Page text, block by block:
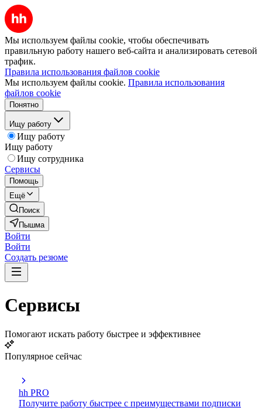
Мы используем файлы cookie, чтобы обеспечивать
правильную работу нашего веб-сайта и анализировать сетевой
трафик.
Правила использования файлов cookie
Мы используем файлы cookie. Правила использования
файлов cookie
Понятно
Ищу работу
Ищу работу
Ищу работу
Ищу сотрудника
Сервисы
Помощь
Ещё
Поиск
Пышма
Войти
Войти
Создать резюме
Сервисы
Помогают искать работу быстрее и эффективнее
Популярное сейчас
hh PRO
Получите работу быстрее с преимуществами подписки